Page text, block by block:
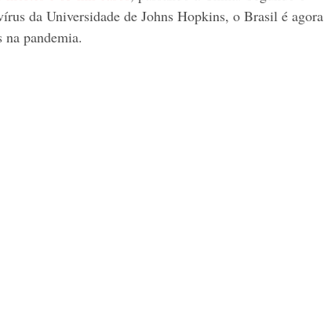
da Universidade de Johns Hopkins, o Brasil é agora
pandemia.